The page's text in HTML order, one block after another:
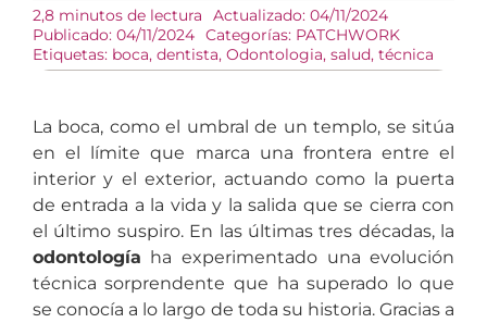
2,8 minutos de lectura
Actualizado: 04/11/2024
Publicado: 04/11/2024 Categorías: PATCHWORK
Etiquetas: boca, dentista, Odontologia, salud, técnica
La boca, como el umbral de un templo, se sitúa
en el límite que marca una frontera entre el
interior y el exterior, actuando como la puerta
de entrada a la vida y la salida que se cierra con
el último suspiro. En las últimas tres décadas, la
odontología ha experimentado una evolución
técnica sorprendente que ha superado lo que
se conocía a lo largo de toda su historia. Gracias a